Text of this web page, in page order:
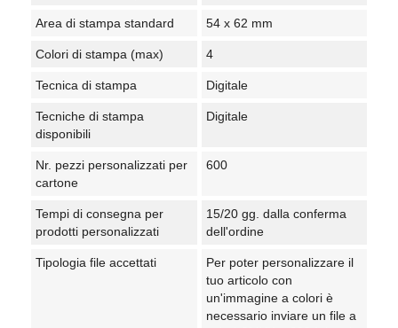
Area di stampa standard 54 x 62 mm
Colori di stampa (max) 4
Tecnica di stampa Digitale
Tecniche di stampa
disponibili
Digitale
Nr. pezzi personalizzati per
cartone
600
Tempi di consegna per
prodotti personalizzati
15/20 gg. dalla conferma
dell'ordine
Tipologia file accettati
Per poter personalizzare il
tuo articolo con
un'immagine a colori è
necessario inviare un file a